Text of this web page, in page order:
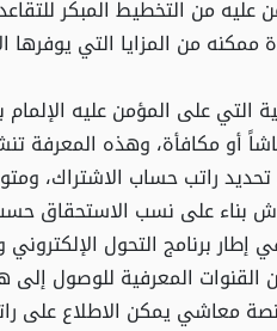
عليه من التخطيط المبكر
من المزايا التي يوفرها
التي على المؤمن عليه
أو مكافأة، وهذه المعرفة
راتب حساب الاشتراك،
بناء على نسب الاستحقاق
برنامج التحول
القنوات المعرفية للوصول
معاشي يمكن الاطلاع على